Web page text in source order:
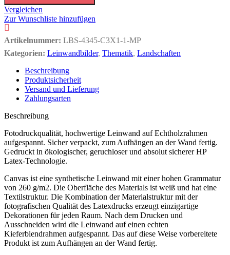
Vergleichen
Zur Wunschliste hinzufügen
Artikelnummer: LBS-4345-C3X1-1-MP
Kategorien: Leinwandbilder, Thematik, Landschaften
Beschreibung
Produktsicherheit
Versand und Lieferung
Zahlungsarten
Beschreibung
Fotodruckqualität, hochwertige Leinwand auf Echtholzrahmen
aufgespannt. Sicher verpackt, zum Aufhängen an der Wand fertig.
Gedruckt in ökologischer, geruchloser und absolut sicherer HP
Latex-Technologie.
Canvas ist eine synthetische Leinwand mit einer hohen Grammatur
von 260 g/m2. Die Oberfläche des Materials ist weiß und hat eine
Textilstruktur. Die Kombination der Materialstruktur mit der
fotografischen Qualität des Latexdrucks erzeugt einzigartige
Dekorationen für jeden Raum. Nach dem Drucken und
Ausschneiden wird die Leinwand auf einen echten
Kieferblendrahmen aufgespannt. Das auf diese Weise vorbereitete
Produkt ist zum Aufhängen an der Wand fertig.